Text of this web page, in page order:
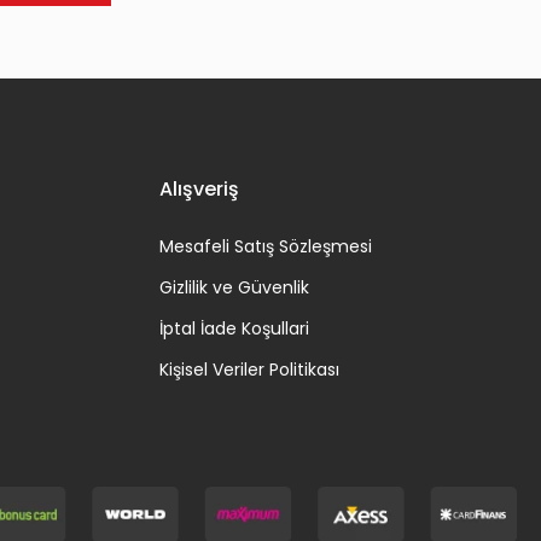
Alışveriş
Mesafeli Satış Sözleşmesi
Gizlilik ve Güvenlik
İptal İade Koşullari
Kişisel Veriler Politikası